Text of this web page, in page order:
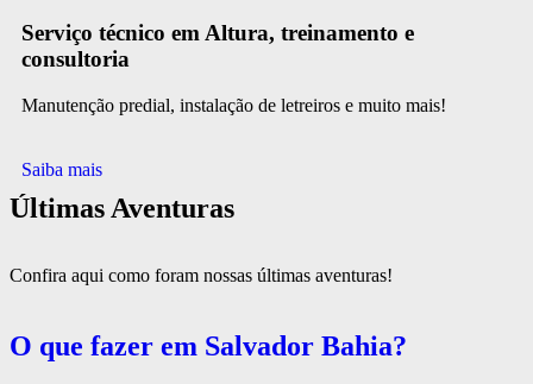
Serviço técnico em Altura, treinamento e
consultoria
Manutenção predial, instalação de letreiros e muito mais!
Saiba mais
Últimas Aventuras
Confira aqui como foram nossas últimas aventuras!
O que fazer em Salvador Bahia?